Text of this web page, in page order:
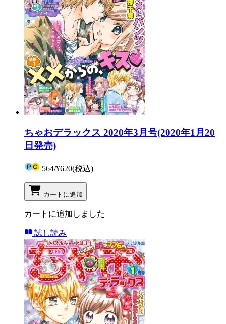
ちゃおデラックス 2020年3月号(2020年1月20
日発売)
564/¥620(税込)
カートに追加
カートに追加しました
試し読み